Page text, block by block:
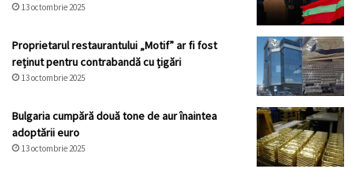
13 octombrie 2025
Proprietarul restaurantului „Motif” ar fi fost
reținut pentru contrabandă cu țigări
13 octombrie 2025
Bulgaria cumpără două tone de aur înaintea
adoptării euro
13 octombrie 2025